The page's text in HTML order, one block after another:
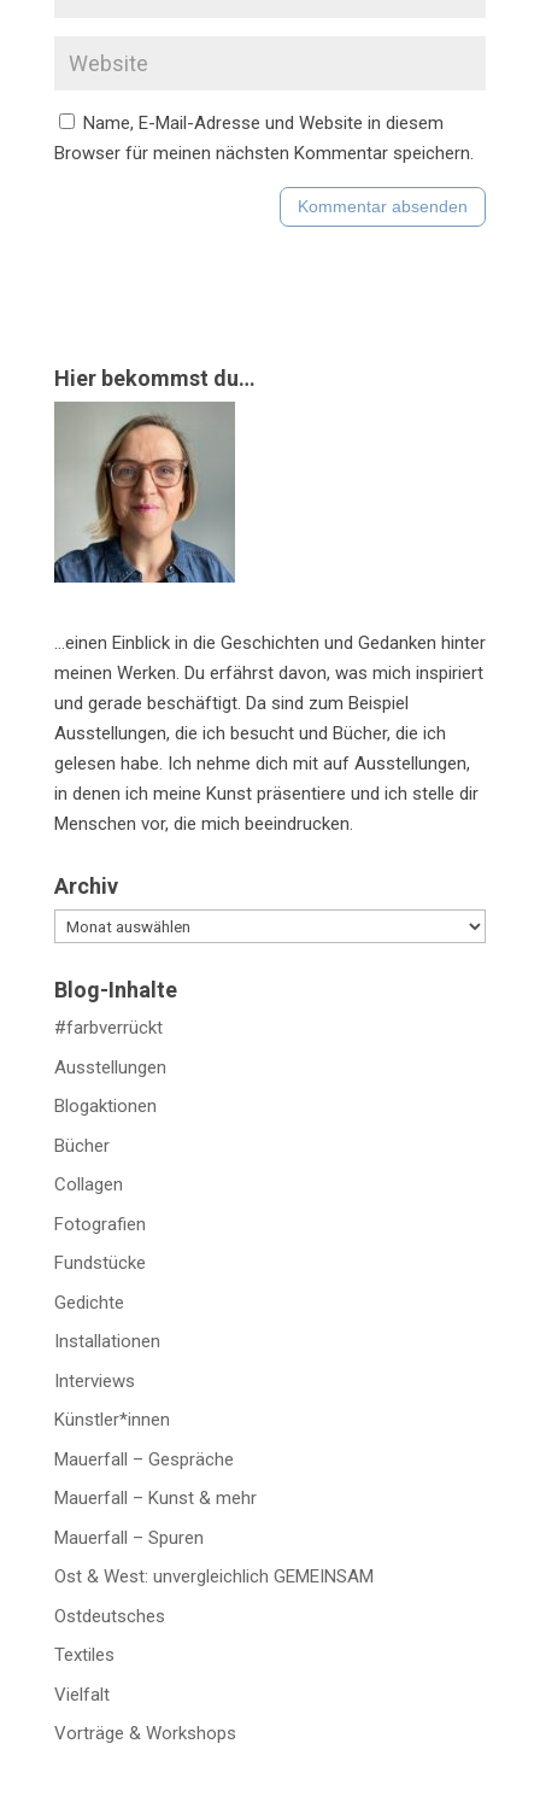
Name, E-Mail-Adresse und Website in diesem
Browser für meinen nächsten Kommentar speichern.
Hier bekommst du…
…einen Einblick in die Geschichten und Gedanken hinter
meinen Werken. Du erfährst davon, was mich inspiriert
und gerade beschäftigt. Da sind zum Beispiel
Ausstellungen, die ich besucht und Bücher, die ich
gelesen habe. Ich nehme dich mit auf Ausstellungen,
in denen ich meine Kunst präsentiere und ich stelle dir
Menschen vor, die mich beeindrucken.
Archiv
Archiv
Blog-Inhalte
#farbverrückt
Ausstellungen
Blogaktionen
Bücher
Collagen
Fotografien
Fundstücke
Gedichte
Installationen
Interviews
Künstler*innen
Mauerfall – Gespräche
Mauerfall – Kunst & mehr
Mauerfall – Spuren
Ost & West: unvergleichlich GEMEINSAM
Ostdeutsches
Textiles
Vielfalt
Vorträge & Workshops